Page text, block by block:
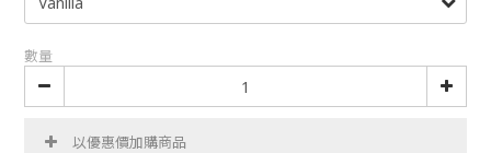
數量
以優惠價加購商品